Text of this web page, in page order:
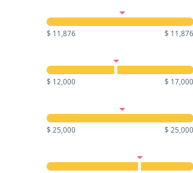
$ 11,876 $ 11,876
$ 12,000 $ 17,000
$ 25,000 $ 25,000